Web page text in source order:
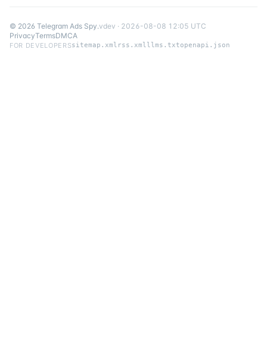
© 2026 Telegram Ads Spy.vdev · 2026-08-08 12:05 UTC
PrivacyTermsDMCA
FOR DEVELOPERSsitemap.xml rss.xmlllms.txtopenapi.json